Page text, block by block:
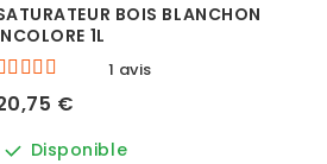
BOIS BLANCHON
1L
1 avis
€
Disponible